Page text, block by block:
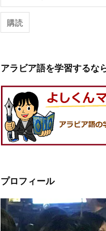
ル
ア
ド
購読
アラビア語を学習するな
プロフィール